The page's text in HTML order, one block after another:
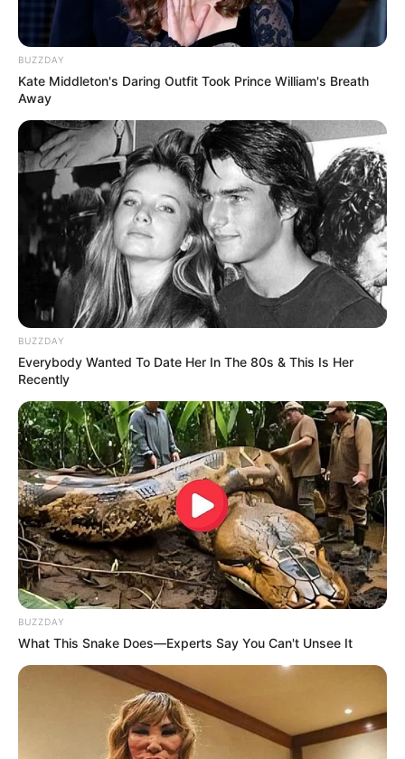
BUZZDAY
Kate Middleton's Daring Outfit Took Prince William's Breath
Away
BUZZDAY
Everybody Wanted To Date Her In The 80s & This Is Her
Recently
BUZZDAY
What This Snake Does—Experts Say You Can't Unsee It